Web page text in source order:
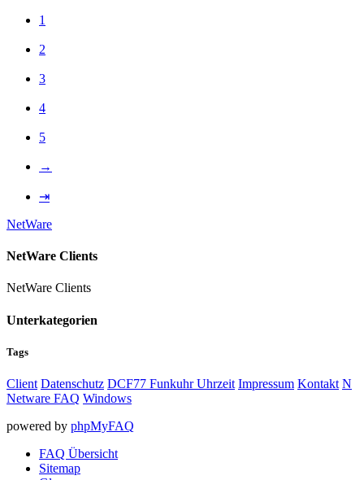
1
2
3
4
5
→
⇥
NetWare
NetWare Clients
NetWare Clients
Unterkategorien
Tags
Client Datenschutz DCF77 Funkuhr Uhrzeit Impressum Kontakt N
Netware FAQ Windows
powered by phpMyFAQ
FAQ Übersicht
Sitemap